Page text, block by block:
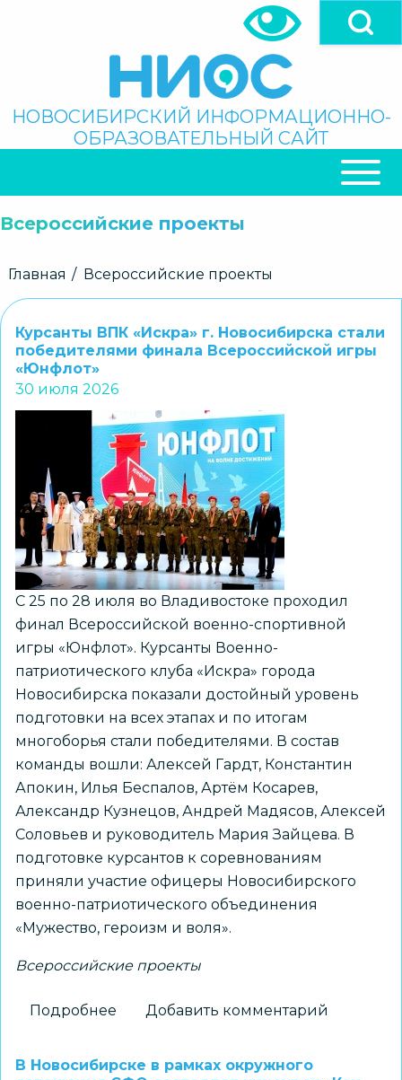
Поиск
НОВОСИБИРСКИЙ ИНФОРМАЦИОННО-
ОБРАЗОВАТЕЛЬНЫЙ САЙТ
НАВИГАЦИЯ
Всероссийские проекты
Строка
Главная Всероссийские проекты
Курсанты ВПК «Искра» г. Новосибирска стали
победителями финала Всероссийской игры
«Юнфлот»
30 июля 2026
С 25 по 28 июля во Владивостоке проходил
финал Всероссийской военно-спортивной
игры «Юнфлот». Курсанты Военно-
патриотического клуба «Искра» города
Новосибирска показали достойный уровень
подготовки на всех этапах и по итогам
многоборья стали победителями. В состав
команды вошли: Алексей Гардт, Константин
Апокин, Илья Беспалов, Артём Косарев,
Александр Кузнецов, Андрей Мадясов, Алексей
Соловьев и руководитель Мария Зайцева. В
подготовке курсантов к соревнованиям
приняли участие офицеры Новосибирского
военно-патриотического объединения
«Мужество, героизм и воля».
Всероссийские проекты
Подробнее Добавить комментарий
В Новосибирске в рамках окружного